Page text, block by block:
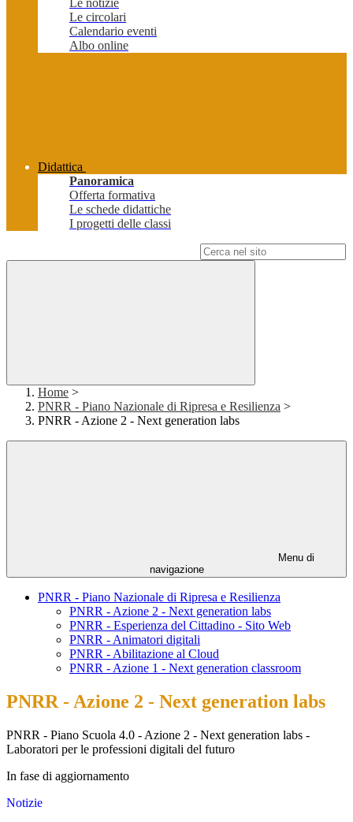
Le notizie
Le circolari
Calendario eventi
Albo online
Didattica
Panoramica
Offerta formativa
Le schede didattiche
I progetti delle classi
Home >
PNRR - Piano Nazionale di Ripresa e Resilienza >
PNRR - Azione 2 - Next generation labs
Menu di
navigazione
PNRR - Piano Nazionale di Ripresa e Resilienza
PNRR - Azione 2 - Next generation labs
PNRR - Esperienza del Cittadino - Sito Web
PNRR - Animatori digitali
PNRR - Abilitazione al Cloud
PNRR - Azione 1 - Next generation classroom
PNRR - Azione 2 - Next generation labs
PNRR - Piano Scuola 4.0 - Azione 2 - Next generation labs -
Laboratori per le professioni digitali del futuro
In fase di aggiornamento
Notizie